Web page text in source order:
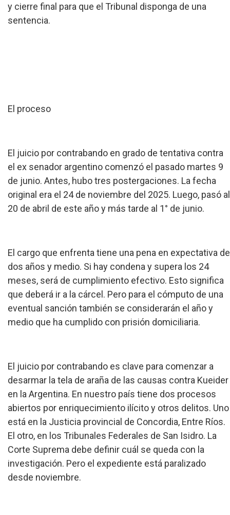
y cierre final para que el Tribunal disponga de una
sentencia.
El proceso
El juicio por contrabando en grado de tentativa contra
el ex senador argentino comenzó el pasado martes 9
de junio. Antes, hubo tres postergaciones. La fecha
original era el 24 de noviembre del 2025. Luego, pasó al
20 de abril de este año y más tarde al 1° de junio.
El cargo que enfrenta tiene una pena en expectativa de
dos años y medio. Si hay condena y supera los 24
meses, será de cumplimiento efectivo. Esto significa
que deberá ir a la cárcel. Pero para el cómputo de una
eventual sanción también se considerarán el año y
medio que ha cumplido con prisión domiciliaria.
El juicio por contrabando es clave para comenzar a
desarmar la tela de araña de las causas contra Kueider
en la Argentina. En nuestro país tiene dos procesos
abiertos por enriquecimiento ilícito y otros delitos. Uno
está en la Justicia provincial de Concordia, Entre Ríos.
El otro, en los Tribunales Federales de San Isidro. La
Corte Suprema debe definir cuál se queda con la
investigación. Pero el expediente está paralizado
desde noviembre.